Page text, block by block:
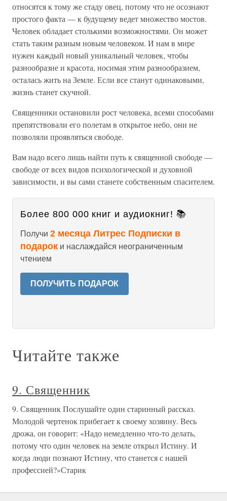
относятся к тому же стаду овец, потому что не осознают
простого факта — к будущему ведет множество мостов.
Человек обладает столькими возможностями. Он может
стать таким разным новым человеком. И нам в мире
нужен каждый новый уникальный человек, чтобы
разнообразие и красота, носимая этим разнообразием,
осталась жить на Земле. Если все станут одинаковыми,
жизнь станет скучной.
Священники остановили рост человека, всеми способами
препятствовали его полетам в открытое небо, они не
позволяли проявляться свободе.
Вам надо всего лишь найти путь к священной свободе —
свободе от всех видов психологической и духовной
зависимости, и вы сами станете собственным спасителем.
Более 800 000 книг и аудиокниг! 📚
Получи 2 месяца Литрес Подписки в
подарок и наслаждайся неограниченным
чтением
ПОЛУЧИТЬ ПОДАРОК
Читайте также
9. Священник
9. Священник Послушайте один старинный рассказ.
Молодой чертенок прибегает к своему хозяину. Весь
дрожа, он говорит: «Надо немедленно что-то делать,
потому что один человек на земле открыл Истину. И
когда люди познают Истину, что станется с нашей
профессией?»Старик